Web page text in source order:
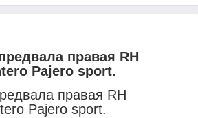
правая RH
Pajero sport.
правая RH
Pajero sport.